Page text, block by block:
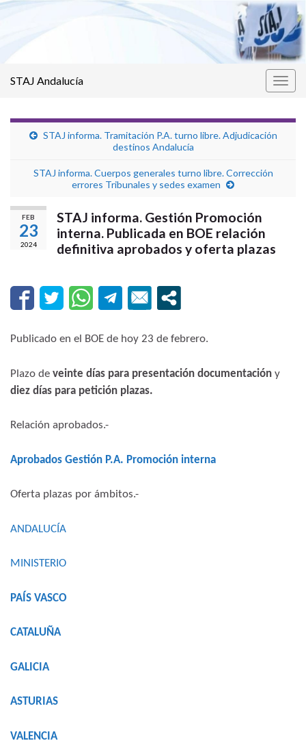
STAJ Andalucía
STAJ informa. Tramitación P.A. turno libre. Adjudicación
destinos Andalucía
STAJ informa. Cuerpos generales turno libre. Corrección
errores Tribunales y sedes examen
FEB
23
2024
STAJ informa. Gestión Promoción
interna. Publicada en BOE relación
definitiva aprobados y oferta plazas
Publicado en el BOE de hoy 23 de febrero.
Plazo de veinte días para presentación documentación y
diez días para petición plazas.
Relación aprobados.-
Aprobados Gestión P.A. Promoción interna
Oferta plazas por ámbitos.-
ANDALUCÍA
MINISTERIO
PAÍS VASCO
CATALUÑA
GALICIA
ASTURIAS
VALENCIA